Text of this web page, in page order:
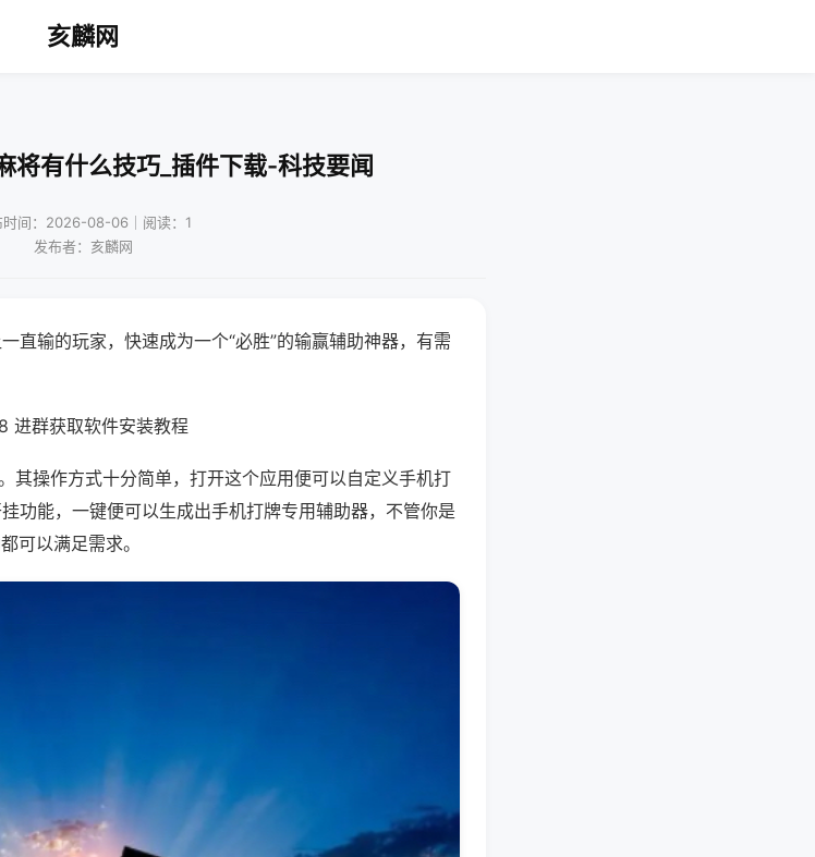
亥麟网
将有什么技巧_插件下载-科技要闻
时间：2026-08-06｜阅读：1
发布者：亥麟网
直输的玩家，快速成为一个“必胜”的输赢辅助神器，有需
进群获取软件安装教程
其操作方式十分简单，打开这个应用便可以自定义手机打
功能，一键便可以生成出手机打牌专用辅助器，不管你是
可以满足需求。